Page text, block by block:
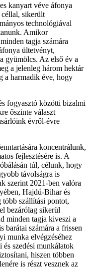
kanyart véve áfonya
céllal, sikerült
technológiával
Amikor
tagja számára
ültetvényt,
gyümölcs. Az első év a
a jelenleg három hektár
a harmadik éve, hogy
fogyasztó közötti bizalmi
őszinte választ
évről-évre
koncentrálunk,
fejlesztésére is. A
túl, célunk, hogy
távolságra is
szerint 2021-ben valóra
Hajdú-Bihar és
szállítási pontot,
bezárólag sikerül
minden tagja kiveszi a
barátai számára a frissen
munka elvégzéséhez
és szedési munkálatok
hiszen többen
is részt vesznek az